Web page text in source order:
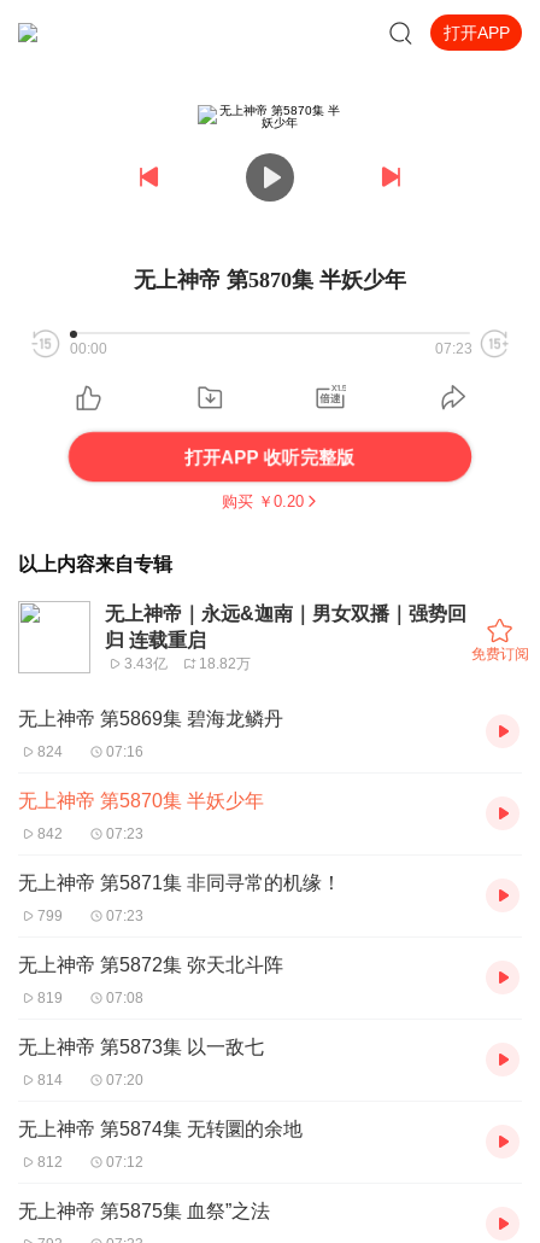
打开APP
无上神帝 第5870集 半妖少年
00:00 07:23
打开APP 收听完整版
购买 ￥ 0.20
以上内容来自专辑
无上神帝｜永远&迦南｜男女双播｜强势回
归 连载重启
3.43亿 18.82万
免费订阅
无上神帝 第5869集 碧海龙鳞丹
824 07:16
无上神帝 第5870集 半妖少年
842 07:23
无上神帝 第5871集 非同寻常的机缘！
799 07:23
无上神帝 第5872集 弥天北斗阵
819 07:08
无上神帝 第5873集 以一敌七
814 07:20
无上神帝 第5874集 无转圜的余地
812 07:12
无上神帝 第5875集 血祭”之法